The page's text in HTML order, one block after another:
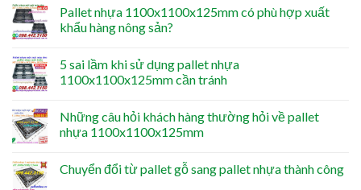
Pallet nhựa 1100x1100x125mm có phù hợp xuất
khẩu hàng nông sản?
5 sai lầm khi sử dụng pallet nhựa
1100x1100x125mm cần tránh
Những câu hỏi khách hàng thường hỏi về pallet
nhựa 1100x1100x125mm
Chuyển đổi từ pallet gỗ sang pallet nhựa thành công